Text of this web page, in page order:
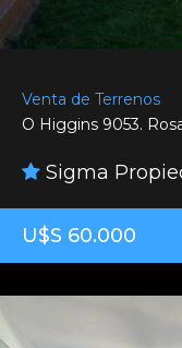
Venta de Terrenos
O Higgins 9053.
Sigma
U$S 60.000